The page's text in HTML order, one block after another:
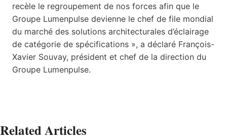
recèle le regroupement de nos forces afin que le
Groupe Lumenpulse devienne le chef de file mondial
du marché des solutions architecturales d’éclairage
de catégorie de spécifications », a déclaré François-
Xavier Souvay, président et chef de la direction du
Groupe Lumenpulse.
Related Articles